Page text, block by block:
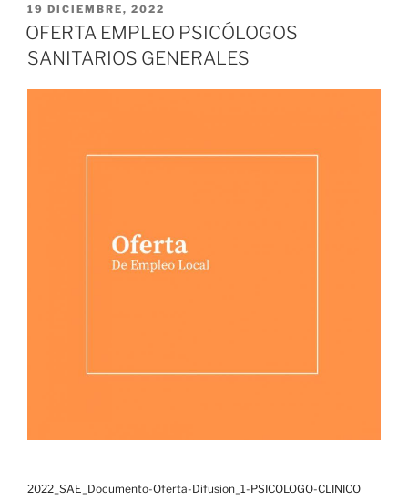
PUBLICADO
EL
19 DICIEMBRE, 2022
OFERTA EMPLEO PSICÓLOGOS
SANITARIOS GENERALES
2022_SAE_Documento-Oferta-Difusion_1-PSICOLOGO-CLINICO